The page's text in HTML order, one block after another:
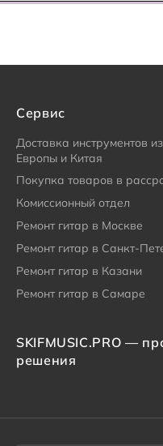
Сервис
Доставка инструментов
Европы и Китая
Покупка товаров в
Комиссионный отдел
Ремонт гитар в Москве
Ремонт гитар в Санкт-
Ремонт гитар в Казани
Ремонт гитар в Самаре
SKIFMUSIC.PRO —
решения